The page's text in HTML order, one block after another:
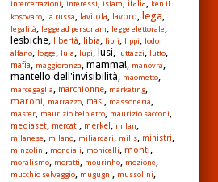
intercettazioni, interessi, islam, italia, ken il
kosovaro, la russa, lavitola, lavoro, lega,
legalità, legge ad personam, legge elettorale,
lesbiche,
libertà, libia, libri, lippi, lodo
alfano, logge, lula, lupi, lusi, luttazzi, lutto,
mafia, maggioranza, mamma!, manovra,
mantello dell'invisibilità, maometto,
marcegaglia, marchionne, marketing,
maroni, marrazzo, masi, massoneria,
master, maurizio belpietro, maurizio sacconi,
mediaset, mercati, merkel, milan,
milanese, milano, miliardari, mills, ministri,
minzolini, mondiali, monicelli, monti,
moralismo, moratti, mourinho, mozione,
mucchio selvaggio, mugugni, mussolini,